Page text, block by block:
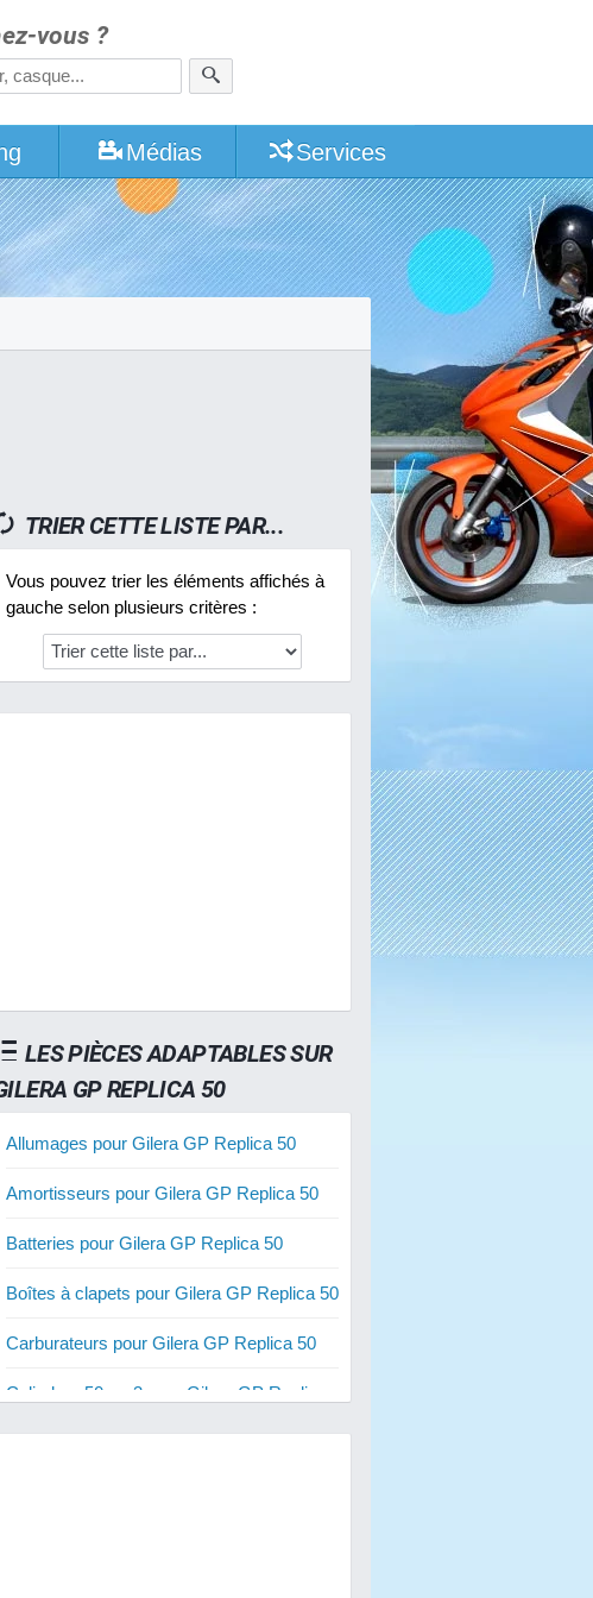
vous ?
Médias Services
TRIER CETTE LISTE PAR...
Vous pouvez trier les éléments affichés à
gauche selon plusieurs critères :
LES PIÈCES ADAPTABLES SUR
GP REPLICA 50
Allumages pour Gilera GP Replica 50
Amortisseurs pour Gilera GP Replica 50
Batteries pour Gilera GP Replica 50
Boîtes à clapets pour Gilera GP Replica 50
Carburateurs pour Gilera GP Replica 50
Cylindres 50 cm3 pour Gilera GP Replica